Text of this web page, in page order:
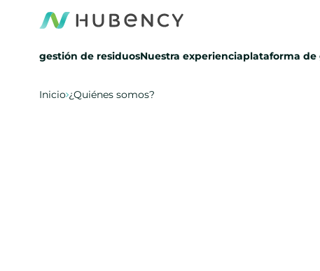
gestión de residuosNuestra experienciaplataforma de
Inicio ¿Quiénes somos?